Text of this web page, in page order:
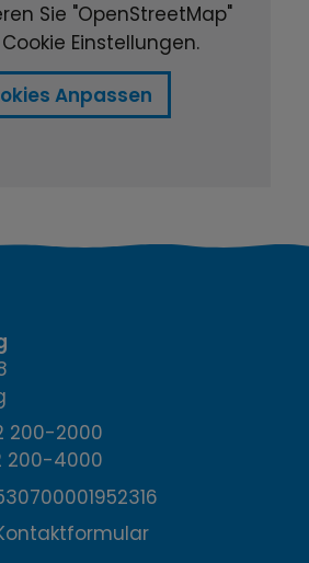
Sie "OpenStreetMap"
Einstellungen.
Anpassen
200-2000
200-4000